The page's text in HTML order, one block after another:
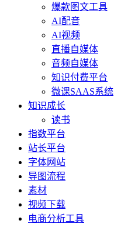
爆款图文工具
AI配音
AI视频
直播自媒体
音频自媒体
知识付费平台
微课SAAS系统
知识成长
读书
指数平台
站长平台
字体网站
导图流程
素材
视频下载
电商分析工具